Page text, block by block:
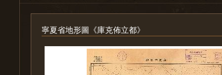
寧夏省地形圖《庫克佈立都》